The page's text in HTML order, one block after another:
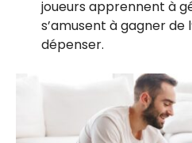
joueurs apprennent à
s’amusent à gagner de
dépenser.